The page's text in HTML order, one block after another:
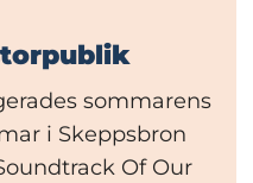
sommarens
i Skeppsbron
Of Our